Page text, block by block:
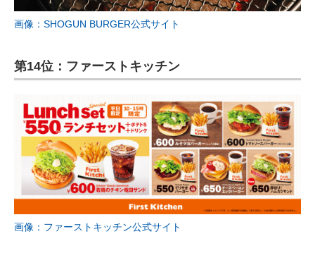
画像：SHOGUN BURGER公式サイト
第14位：ファーストキッチン
画像：ファーストキッチン公式サイト